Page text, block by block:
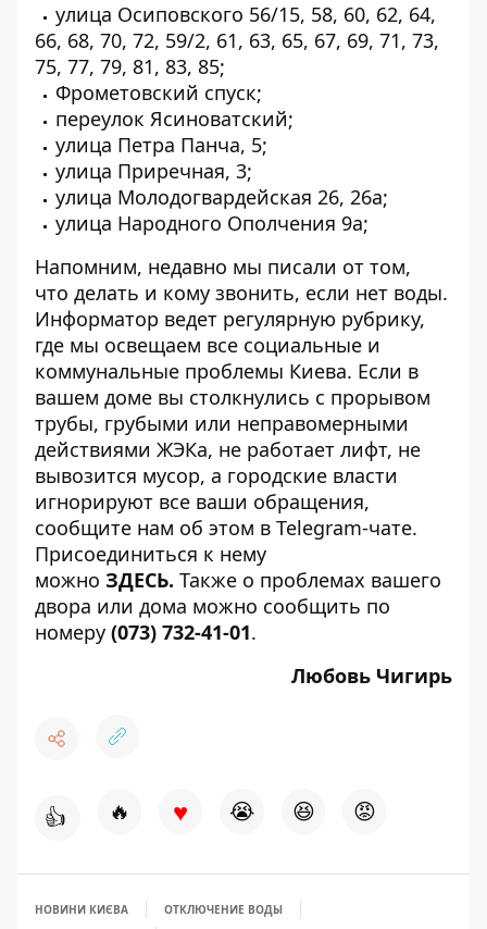
улица Осиповского 56/15, 58, 60, 62, 64,
66, 68, 70, 72, 59/2, 61, 63, 65, 67, 69, 71, 73,
75, 77, 79, 81, 83, 85;
Фрометовский спуск;
переулок Ясиноватский;
улица Петра Панча, 5;
улица Приречная, 3;
улица Молодогвардейская 26, 26а;
улица Народного Ополчения 9а;
Напомним, недавно мы писали от том,
что делать и кому звонить, если нет воды.
Информатор ведет регулярную рубрику,
где мы освещаем все социальные и
коммунальные проблемы Киева. Если в
вашем доме вы столкнулись с прорывом
трубы, грубыми или неправомерными
действиями ЖЭКа, не работает лифт, не
вывозится мусор, а городские власти
игнорируют все ваши обращения,
сообщите нам об этом в Telegram-чате.
Присоединиться к нему
можно ЗДЕСЬ. Также о проблемах вашего
двора или дома можно сообщить по
номеру (073) 732-41-01.
Любовь Чигирь
👍 🔥 ♥ 😭 😆 😡
НОВИНИ КИЄВА
ОТКЛЮЧЕНИЕ ВОДЫ